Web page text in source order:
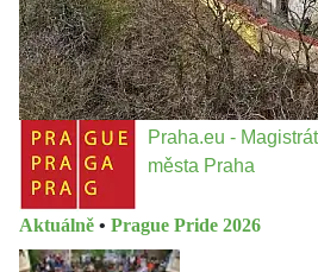
Praha.eu -
města Praha
Aktuálně • Prague Pride 2026